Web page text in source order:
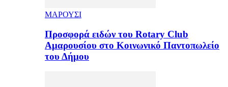
ΜΑΡΟΥΣΙ
Προσφορά ειδών του Rotary Club
Αμαρουσίου στο Κοινωνικό Παντοπωλείο
του Δήμου